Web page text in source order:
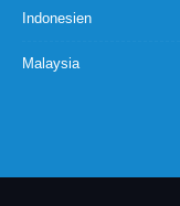
Indonesien
Malaysia